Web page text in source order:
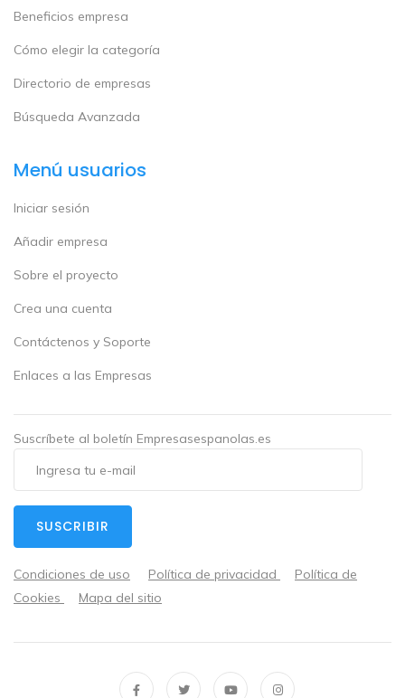
Beneficios empresa
Cómo elegir la categoría
Directorio de empresas
Búsqueda Avanzada
Menú usuarios
Iniciar sesión
Añadir empresa
Sobre el proyecto
Crea una cuenta
Contáctenos y Soporte
Enlaces a las Empresas
Suscríbete al boletín Empresasespanolas.es
Condiciones de uso Política de privacidad
Política de
Cookies
Mapa del sitio
SUSCRIBIR